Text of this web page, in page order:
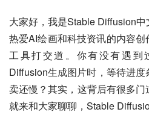
大家好，我是Stable Diffusion
热爱AI绘画和科技资讯的内容
工具打交道。你有没有遇到
Diffusion生成图片时，等待进
卖还慢？其实，这背后有很多
就来和大家聊聊，Stable